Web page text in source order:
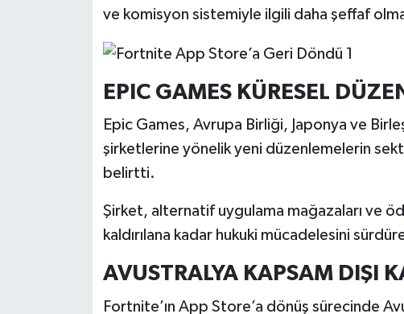
ve komisyon sistemiyle ilgili daha şeffaf
EPIC GAMES KÜRESEL
Epic Games, Avrupa Birliği, Japonya ve
şirketlerine yönelik yeni düzenlemelerin
belirtti.
Şirket, alternatif uygulama mağazaları ve
kaldırılana kadar hukuki mücadelesini
AVUSTRALYA KAPSAM DIŞI
Fortnite’ın App Store’a dönüş sürecinde
Teknoloji
Video Galeri
Yemek Tarifleri